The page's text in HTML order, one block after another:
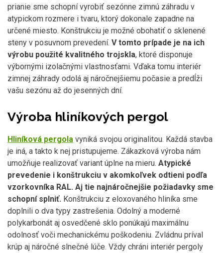
prianie sme schopní vyrobiť sezónne zimnú záhradu v
atypickom rozmere i tvaru, ktorý dokonale zapadne na
určené miesto. Konštrukciu je možné obohatiť o sklenené
steny v posuvnom prevedení. V tomto prípade je na ich
výrobu použité kvalitného trojskla, ktoré disponuje
výbornými izolačnými vlastnosťami. Vďaka tomu interiér
zimnej záhrady odolá aj náročnejšiemu počasie a predĺži
vašu sezónu až do jesenných dní.
Výroba hliníkových pergol
Hliníková pergola vyniká svojou originalitou. Každá stavba
je iná, a takto k nej pristupujeme. Zákazková výroba nám
umožňuje realizovať variant úplne na mieru. Atypické
prevedenie i konštrukciu v akomkoľvek odtieni podľa
vzorkovníka RAL. Aj tie najnáročnejšie požiadavky sme
schopní splniť. Konštrukciu z eloxovaného hliníka sme
doplnili o dva typy zastrešenia. Odolný a moderné
polykarbonát aj osvedčené sklo ponúkajú maximálnu
odolnosť voči mechanickému poškodeniu. Zvládnu príval
krúp aj náročné slnečné lúče. Vždy chráni interiér pergoly